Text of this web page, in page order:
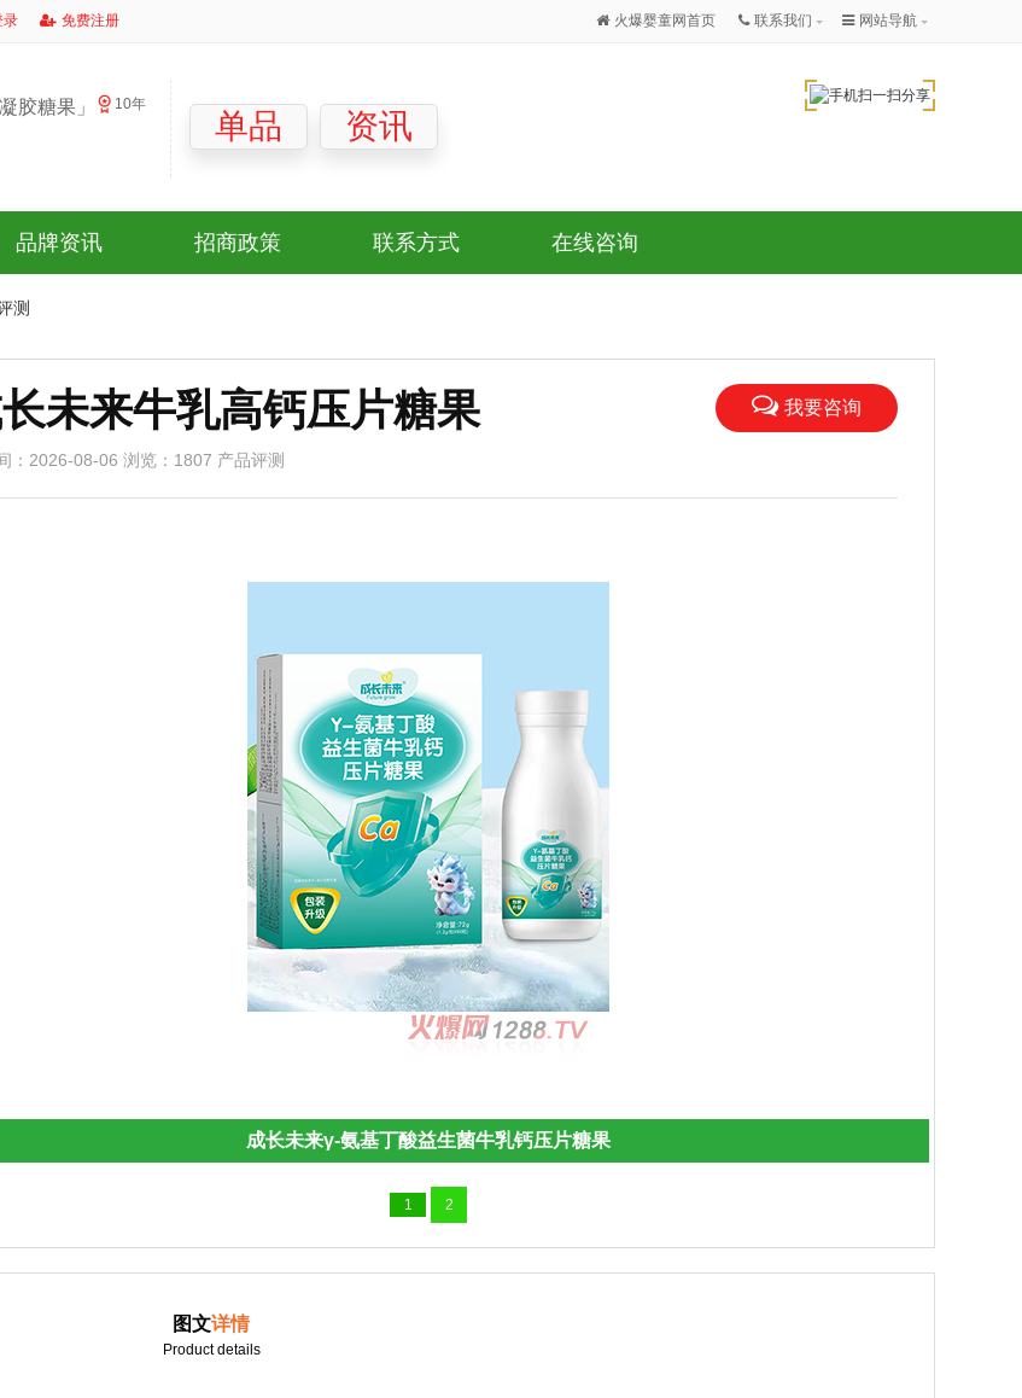
录 免费注册 火爆婴童网首页 联系我们 网站导航
胶糖果」 10年
单品 资讯
品牌资讯 招商政策 联系方式 在线咨询
测
我要咨询
未来牛乳高钙压片糖果
：2026-08-06 浏览：1807 产品评测
成长未来γ-氨基丁酸益生菌牛乳钙压片糖果
1 2
图文详情
Product details